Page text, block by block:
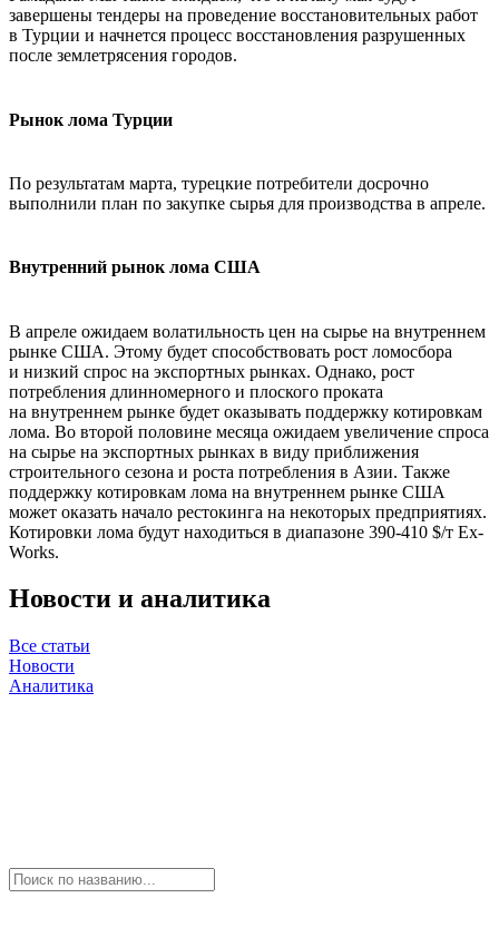
завершены тендеры на проведение восстановительных работ
в Турции и начнется процесс восстановления разрушенных
после землетрясения городов.
Рынок лома Турции
По результатам марта, турецкие потребители досрочно
выполнили план по закупке сырья для производства в апреле.
Внутренний рынок лома США
В апреле ожидаем волатильность цен на сырье на внутреннем
рынке США. Этому будет способствовать рост ломосбора
и низкий спрос на экспортных рынках. Однако, рост
потребления длинномерного и плоского проката
на внутреннем рынке будет оказывать поддержку котировкам
лома. Во второй половине месяца ожидаем увеличение спроса
на сырье на экспортных рынках в виду приближения
строительного сезона и роста потребления в Азии. Также
поддержку котировкам лома на внутреннем рынке США
может оказать начало рестокинга на некоторых предприятиях.
Котировки лома будут находиться в диапазоне 390-410 $/т Ex-
Works.
Новости и аналитика
Все статьи
Новости
Аналитика